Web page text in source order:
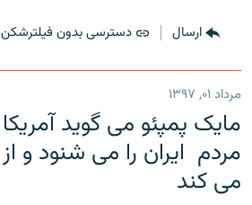
ارسال دسترسی بدون فیلترشکن
مرداد ۰۱, ۱۳۹۷
مایک پمپئو می گوید
مردم ایران را می شنود و
می کند